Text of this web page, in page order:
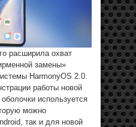
расширила охват
замены»
HarmonyOS 2.0.
работы новой
используется
можно
так и для новой